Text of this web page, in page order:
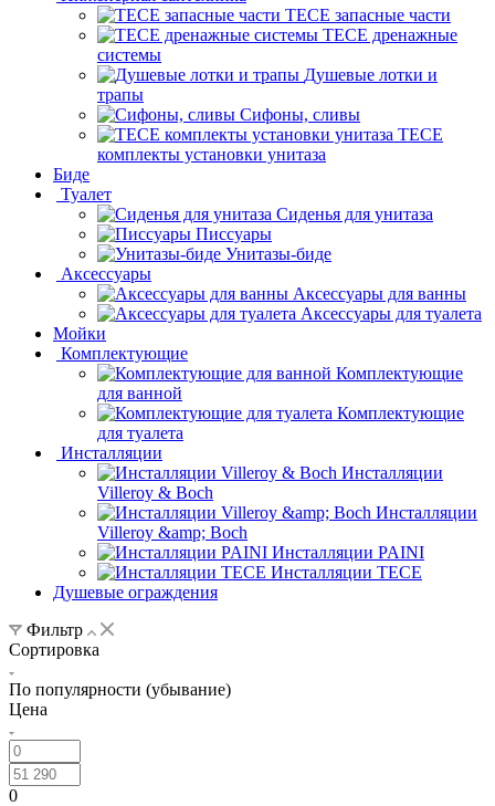
TECE запасные части
TECE дренажные
системы
Душевые лотки и
трапы
Сифоны, сливы
TECE
комплекты установки унитаза
Биде
Туалет
Сиденья для унитаза
Писсуары
Унитазы-биде
Аксессуары
Аксессуары для ванны
Аксессуары для туалета
Мойки
Комплектующие
Комплектующие
для ванной
Комплектующие
для туалета
Инсталляции
Инсталляции
Villeroy & Boch
Инсталляции
Villeroy &amp; Boch
Инсталляции PAINI
Инсталляции TECE
Душевые ограждения
Фильтр
Сортировка
По популярности (убывание)
Цена
0